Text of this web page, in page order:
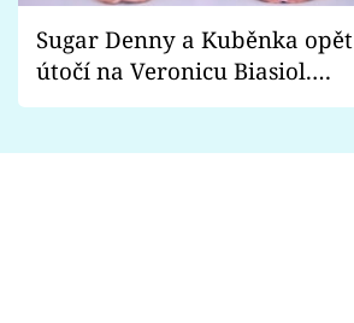
Sugar Denny a Kuběnka opět
útočí na Veronicu Biasiol.
Proč je podle nich falešná a